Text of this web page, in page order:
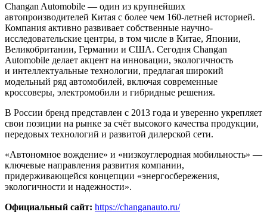
Changan Automobile — один из крупнейших
автопроизводителей Китая с более чем 160-летней историей.
Компания активно развивает собственные научно-
исследовательские центры, в том числе в Китае, Японии,
Великобритании, Германии и США. Сегодня Changan
Automobile делает акцент на инновации, экологичность
и интеллектуальные технологии, предлагая широкий
модельный ряд автомобилей, включая современные
кроссоверы, электромобили и гибридные решения.
В России бренд представлен с 2013 года и уверенно укрепляет
свои позиции на рынке за счёт высокого качества продукции,
передовых технологий и развитой дилерской сети.
«Автономное вождение» и «низкоуглеродная мобильность» —
ключевые направления развития компании,
придерживающейся концепции «энергосбережения,
экологичности и надежности».
Официальный сайт: https://changanauto.ru/